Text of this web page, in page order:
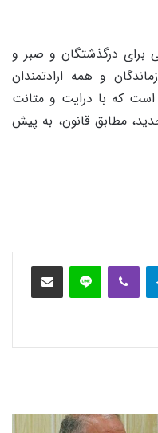
برای درگذشتگان و صبر و
و همه ارادتمندان
که با درایت و متانت
مطابق قانون، به پیش
لاین